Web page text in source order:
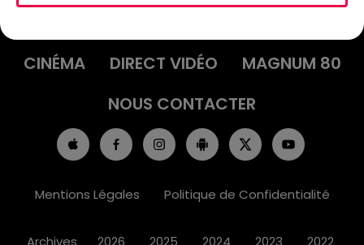
CINÉMA
DIRECT VIDÉO
MAGNUM 80
NOUS CONTACTER
Mentions Légales Politique de Confidentialité
Archives 2026 2025 2024 2023 2022